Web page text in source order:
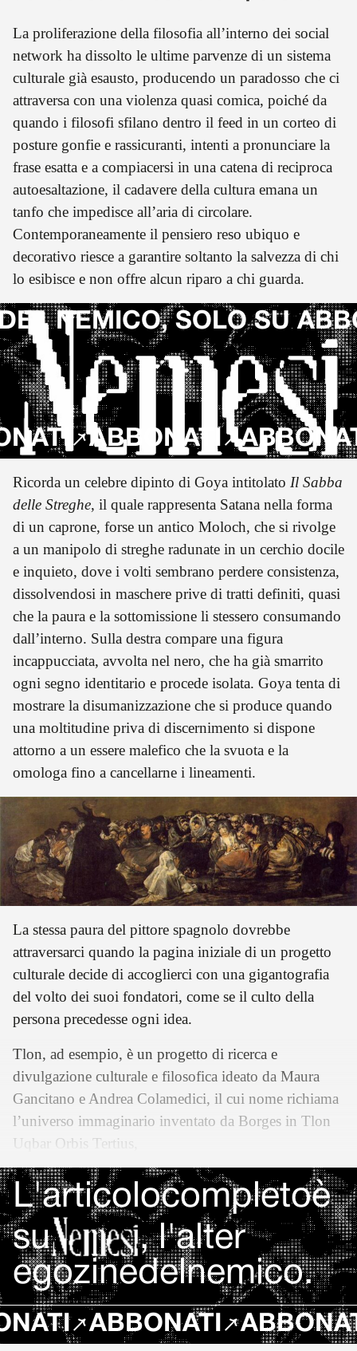
La proliferazione della filosofia all’interno dei social
network ha dissolto le ultime parvenze di un sistema
culturale già esausto, producendo un paradosso che ci
attraversa con una violenza quasi comica, poiché da
quando i filosofi sfilano dentro il feed in un corteo di
posture gonfie e rassicuranti, intenti a pronunciare la
frase esatta e a compiacersi in una catena di reciproca
autoesaltazione, il cadavere della cultura emana un
tanfo che impedisce all’aria di circolare.
Contemporaneamente il pensiero reso ubiquo e
decorativo riesce a garantire soltanto la salvezza di chi
lo esibisce e non offre alcun riparo a chi guarda.
NEMICO, SOLO SU
ABBONATI ABBONATI
Ricorda un celebre dipinto di Goya intitolato Il Sabba
delle Streghe, il quale rappresenta Satana nella forma
di un caprone, forse un antico Moloch, che si rivolge
a un manipolo di streghe radunate in un cerchio docile
e inquieto, dove i volti sembrano perdere consistenza,
dissolvendosi in maschere prive di tratti definiti, quasi
che la paura e la sottomissione li stessero consumando
dall’interno. Sulla destra compare una figura
incappucciata, avvolta nel nero, che ha già smarrito
ogni segno identitario e procede isolata. Goya tenta di
mostrare la disumanizzazione che si produce quando
una moltitudine priva di discernimento si dispone
attorno a un essere malefico che la svuota e la
omologa fino a cancellarne i lineamenti.
La stessa paura del pittore spagnolo dovrebbe
attraversarci quando la pagina iniziale di un progetto
culturale decide di accoglierci con una gigantografia
del volto dei suoi fondatori, come se il culto della
persona precedesse ogni idea.
Tlon, ad esempio, è un progetto di ricerca e
divulgazione culturale e filosofica ideato da Maura
Gancitano e Andrea Colamedici, il cui nome richiama
l’universo immaginario inventato da Borges in Tlon
Uqbar Orbis Tertius,
L'articolocompletoè
su
, l'alter
egozinedelnemico.
ABBONATI ABBONATI